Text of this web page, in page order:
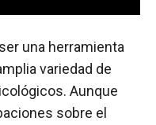
una herramienta
variedad de
Aunque
sobre el